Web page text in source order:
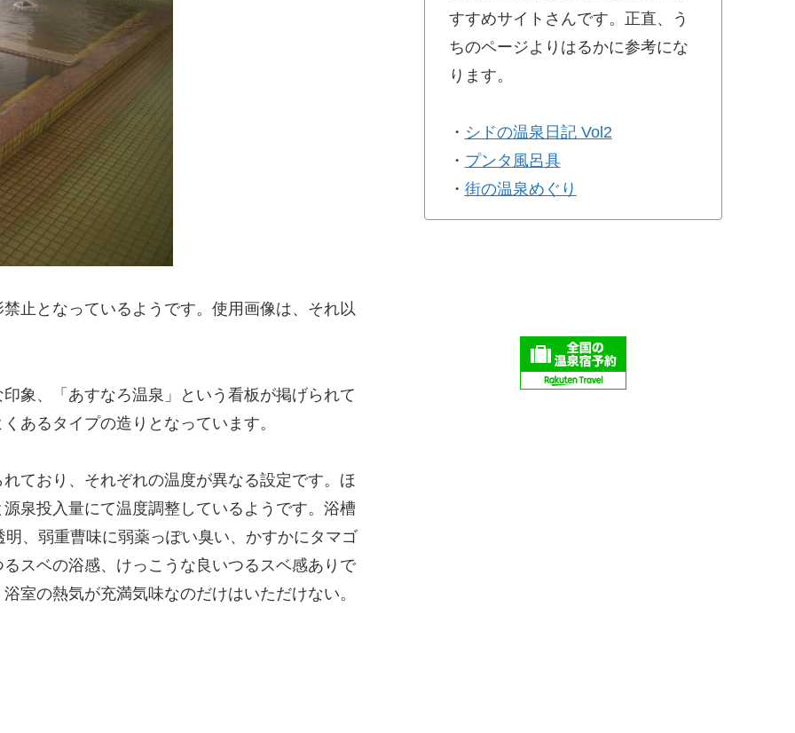
止となっているようです。使用画像は、それ以
象、「あすなろ温泉」という看板が掲げられて
あるタイプの造りとなっています。
ており、それぞれの温度が異なる設定です。ほ
泉投入量にて温度調整しているようです。浴槽
、弱重曹味に弱薬っぽい臭い、かすかにタマゴ
スベの浴感、けっこうな良いつるスベ感ありで
室の熱気が充満気味なのだけはいただけない。
すすめサイトさんです。正直、う
ちのページよりはるかに参考にな
ります。
・ シドの温泉日記 Vol2
・ プンタ風呂具
・ 街の温泉めぐり